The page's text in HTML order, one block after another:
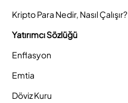
Kripto Para Nedir, Nasıl Çalışır?
Yatırımcı Sözlüğü
Enflasyon
Emtia
Döviz Kuru